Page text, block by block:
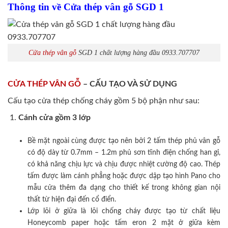
Thông tin về Cửa thép vân gỗ SGD 1
Cửa thép vân gỗ SGD 1 chất lượng hàng đầu 0933.707707
CỬA THÉP VÂN GỖ – CẤU TẠO VÀ SỬ DỤNG
Cấu tạo cửa thép chống cháy gồm 5 bộ phận như sau:
Cánh cửa gồm 3 lớp
Bề mặt ngoài cùng được tạo nên bởi 2 tấm thép phủ vân gỗ
có độ dày từ 0.7mm – 1.2m phủ sơn tĩnh điện chống han gỉ,
có khả năng chịu lực và chịu được nhiệt cường độ cao. Thép
tấm được làm cánh phẳng hoặc được dập tạo hình Pano cho
mẫu cửa thêm đa dạng cho thiết kế trong không gian nội
thất từ hiện đại đến cổ điển.
Lớp lõi ở giữa là lõi chống cháy được tạo từ chất liệu
Honeycomb paper hoặc tấm eron 2 mặt ở giữa kèm